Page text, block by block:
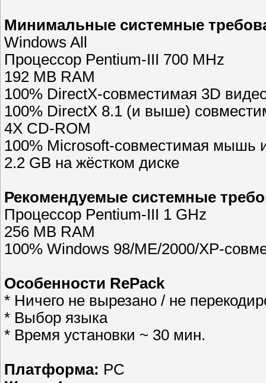
Минимальные системные
Windows All
Процессор Pentium-III 700 MHz
192 MB RAM
100% DirectX-совместимая 3D
100% DirectX 8.1 (и выше)
4X CD-ROM
100% Microsoft-совместимая мышь
2.2 GB на жёстком диске
Рекомендуемые системные
Процессор Pentium-III 1 GHz
256 MB RAM
100% Windows 98/ME/2000/XP-
Особенности RePack
* Ничего не вырезано / не
* Выбор языка
* Время установки ~ 30 мин.
Платформа: PC